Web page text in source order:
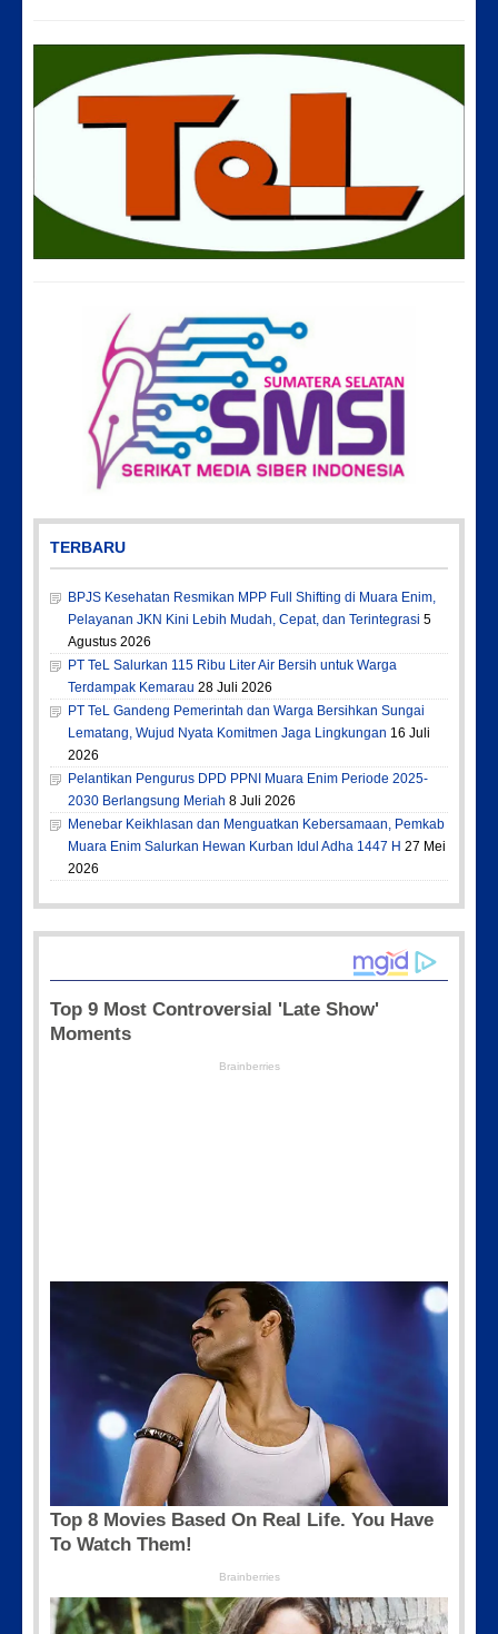
TERBARU
BPJS Kesehatan Resmikan MPP Full Shifting di Muara Enim,
Pelayanan JKN Kini Lebih Mudah, Cepat, dan Terintegrasi 5
Agustus 2026
PT TeL Salurkan 115 Ribu Liter Air Bersih untuk Warga
Terdampak Kemarau 28 Juli 2026
PT TeL Gandeng Pemerintah dan Warga Bersihkan Sungai
Lematang, Wujud Nyata Komitmen Jaga Lingkungan 16 Juli
2026
Pelantikan Pengurus DPD PPNI Muara Enim Periode 2025-
2030 Berlangsung Meriah 8 Juli 2026
Menebar Keikhlasan dan Menguatkan Kebersamaan, Pemkab
Muara Enim Salurkan Hewan Kurban Idul Adha 1447 H 27 Mei
2026